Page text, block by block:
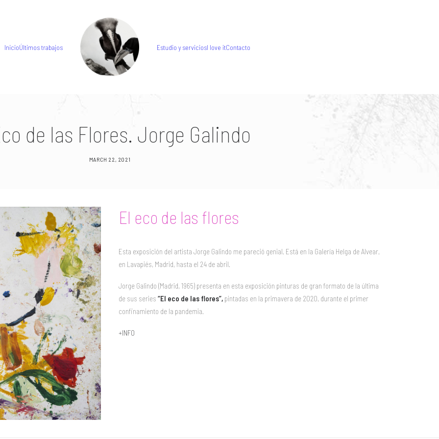
InicioÚltimos trabajos Estudio y serviciosI love itContacto
de las Flores. Jorge Galindo
MARCH 22, 2021
El eco de las flores
Esta exposición del artista Jorge Galindo me pareció genial. Está en la Galería Helga de Alvear,
en Lavapiés, Madrid, hasta el 24 de abril.
Jorge Galindo (Madrid, 1965) presenta en esta exposición pinturas de gran formato de la última
de sus series “El eco de las flores”, pintadas en la primavera de 2020, durante el primer
confinamiento de la pandemia.
+INFO